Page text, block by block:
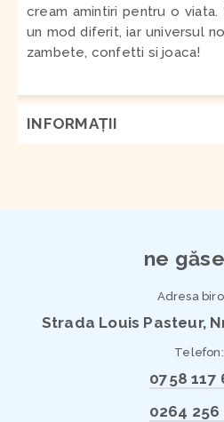
cream amintiri pentru o
un mod diferit, iar universul
zambete, confetti si joaca!
INFORMAŢII
ne
Adresa
Strada Louis Pasteur,
Telefon:
0758 117
0264 256